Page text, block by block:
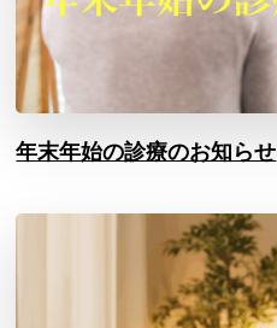
年末年始の診療のお知らせ